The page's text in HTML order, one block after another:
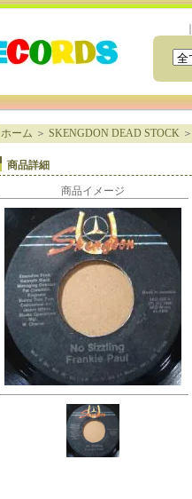
ホーム ＞ SKENGDON DEAD STOCK＞
商品詳細
商品イメージ